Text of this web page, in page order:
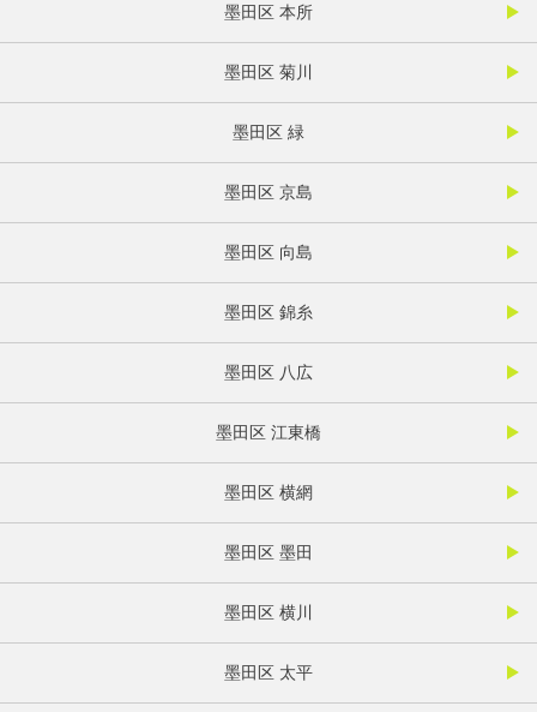
墨田区 本所
墨田区 菊川
墨田区 緑
墨田区 京島
墨田区 向島
墨田区 錦糸
墨田区 八広
墨田区 江東橋
墨田区 横網
墨田区 墨田
墨田区 横川
墨田区 太平